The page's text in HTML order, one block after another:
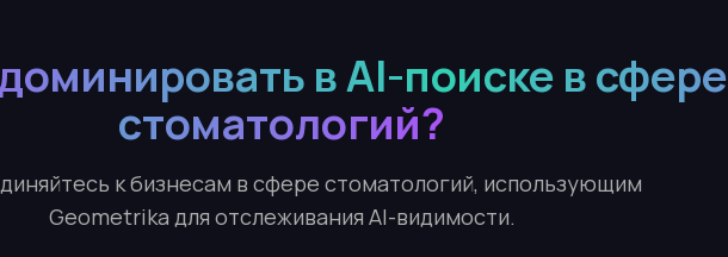
в AI-поиске в сфере
стоматологий?
к бизнесам в сфере стоматологий, использующим
Geometrika для отслеживания AI-видимости.